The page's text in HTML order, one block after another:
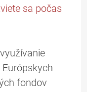
sa počas
fondov